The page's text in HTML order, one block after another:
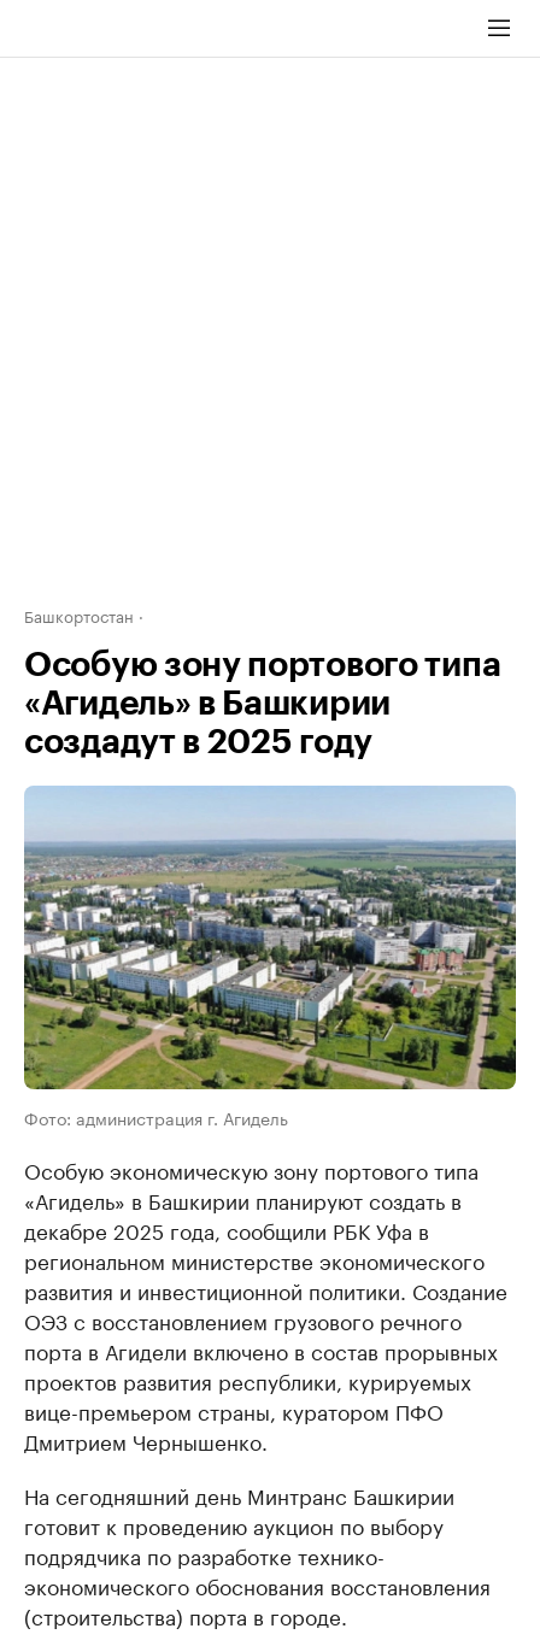
Башкортостан
Особую зону портового типа
«Агидель» в Башкирии
создадут в 2025 году
Фото: администрация г. Агидель
Особую экономическую зону портового типа
«Агидель» в Башкирии планируют создать в
декабре 2025 года, сообщили РБК Уфа в
региональном министерстве экономического
развития и инвестиционной политики. Создание
ОЭЗ с восстановлением грузового речного
порта в Агидели включено в состав прорывных
проектов развития республики, курируемых
вице-премьером страны, куратором ПФО
Дмитрием Чернышенко.
На сегодняшний день Минтранс Башкирии
готовит к проведению аукцион по выбору
подрядчика по разработке технико-
экономического обоснования восстановления
(строительства) порта в городе.